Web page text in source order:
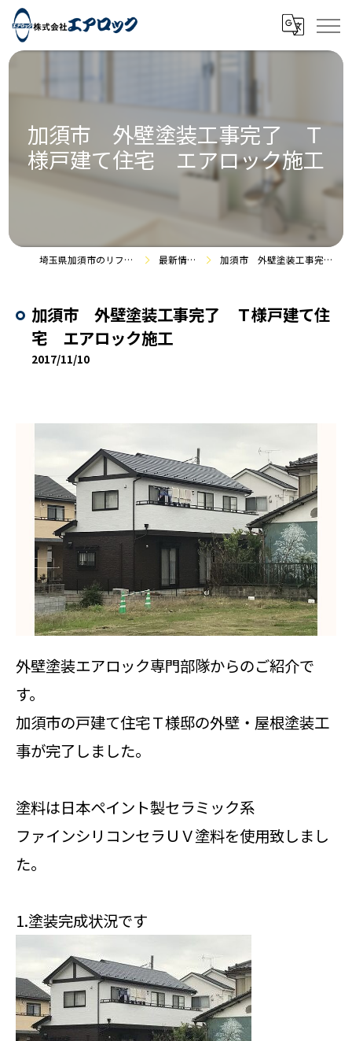
加須市 外壁塗装工事完了 Ｔ
様戸建て住宅 エアロック施工
埼玉県加須市のリフォームなら株式会社エアロック 最新情報・施工事例 加須市 外壁塗装工事完了 Ｔ様戸建て住宅 エアロック施工
加須市 外壁塗装工事完了 Ｔ様戸建て住
宅 エアロック施工
2017/11/10
外壁塗装エアロック専門部隊からのご紹介で
す。
加須市の戸建て住宅Ｔ様邸の外壁・屋根塗装工
事が完了しました。
塗料は日本ペイント製セラミック系
ファインシリコンセラＵＶ塗料を使用致しまし
た。
1.塗装完成状況です